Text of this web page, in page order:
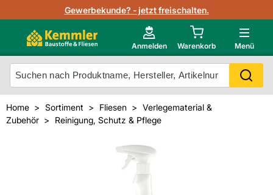
Gewerbekunde? - jetzt freischalten.
Anmelden Warenkorb Menü
Lagerbestand in Echtzeit
Nutzerverwaltung
Photovoltaik Konfigurator
Projektlisten
Technische Daten & Merkblätter
Neu im Onlineshop?
Mein Konto
Meistverkaufte Produkte
Home Sortiment Fliesen
Verlegematerial &
Zubehör
Reinigung, Schutz & Pflege